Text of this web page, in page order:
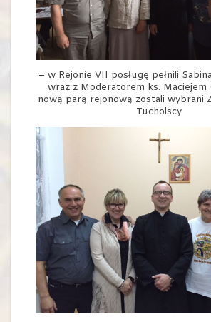
– w Rejonie VII posługę pełnili
wraz z Moderatorem ks. Maciejem
nową parą rejonową zostali wybrani
Tucholscy.